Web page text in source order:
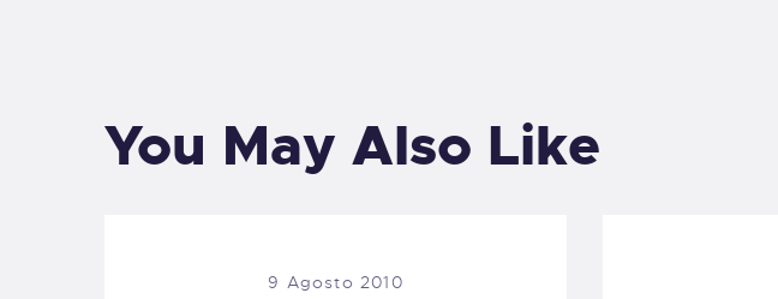
You May Also Like
9 Agosto 2010